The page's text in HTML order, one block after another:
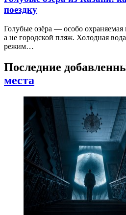
поездку
Голубые озёра — особо охраняемая
а не городской пляж. Холодная
режим…
Последние
места